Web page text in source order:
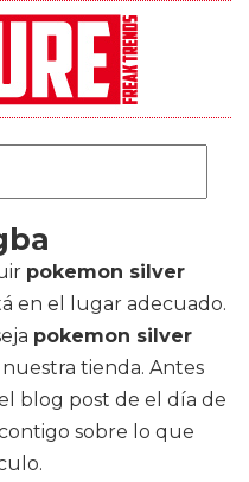
pokemon silver
en el lugar adecuado.
pokemon silver
tienda. Antes
blog post de el día de
sobre lo que